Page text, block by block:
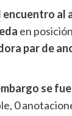
al
en
par de
se
0